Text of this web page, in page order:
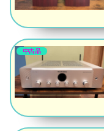
中古品